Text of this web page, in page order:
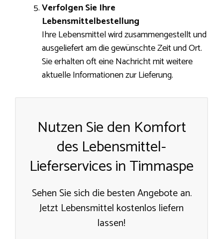
Verfolgen Sie Ihre
Lebensmittelbestellung
Ihre Lebensmittel wird zusammengestellt und
ausgeliefert am die gewünschte Zeit und Ort.
Sie erhalten oft eine Nachricht mit weitere
aktuelle Informationen zur Lieferung.
Nutzen Sie den Komfort
des Lebensmittel-
Lieferservices in Timmaspe
Sehen Sie sich die besten Angebote an.
Jetzt Lebensmittel kostenlos liefern
lassen!